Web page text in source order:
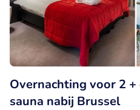
Overnachting voor 2
sauna nabij Brussel